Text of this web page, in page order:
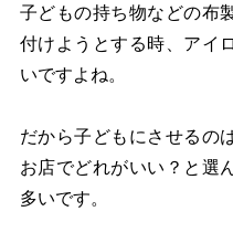
子どもの持ち物などの布
付けようとする時、アイ
いですよね。
だから子どもにさせるの
お店でどれがいい？と選
多いです。